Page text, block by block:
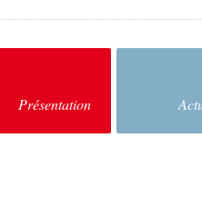
Présentation